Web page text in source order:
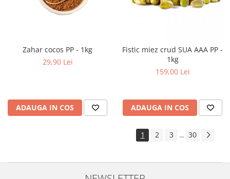
Zahar cocos PP - 1kg
29,90 Lei
ADAUGA IN COS
Fistic miez crud SUA AAA PP -
1kg
159,00 Lei
ADAUGA IN COS
1 2 3 ... 30